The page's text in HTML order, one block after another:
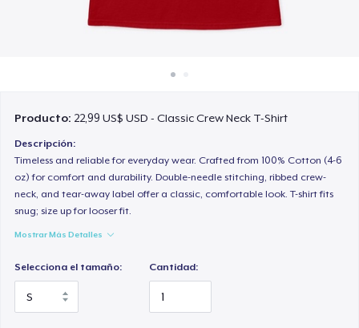
Producto: 22,99 US$ USD - Classic Crew Neck T-Shirt
Descripción:
Timeless and reliable for everyday wear. Crafted from 100% Cotton (4-6
oz) for comfort and durability. Double-needle stitching, ribbed crew-
neck, and tear-away label offer a classic, comfortable look. T-shirt fits
snug; size up for looser fit.
Mostrar Más Detalles
Selecciona el tamaño: Cantidad: